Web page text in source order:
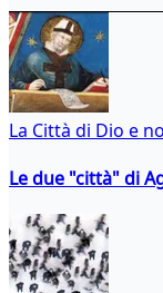
La Città di Dio e
Le due "città" di